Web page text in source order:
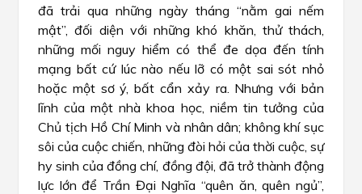
đã trải qua những ngày tháng “nằm gai nếm
mật”, đối diện với những khó khăn, thử thách,
những mối nguy hiểm có thể đe dọa đến tính
mạng bất cứ lúc nào nếu lỡ có một sai sót nhỏ
hoặc một sơ ý, bất cẩn xảy ra. Nhưng với bản
lĩnh của một nhà khoa học, niềm tin tưởng của
Chủ tịch Hồ Chí Minh và nhân dân; không khí sục
sôi của cuộc chiến, những đòi hỏi của thời cuộc, sự
hy sinh của đồng chí, đồng đội, đã trở thành động
lực lớn để Trần Đại Nghĩa “quên ăn, quên ngủ”,